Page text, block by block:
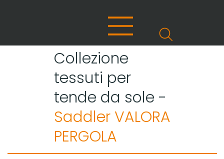
Collezione
tessuti per
tende da sole -
Saddler VALORA
PERGOLA